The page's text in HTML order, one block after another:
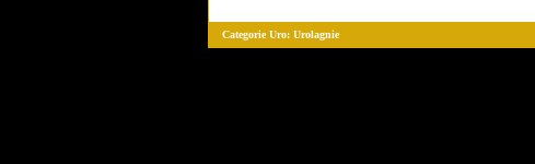
Categorie Uro: Urolagnie